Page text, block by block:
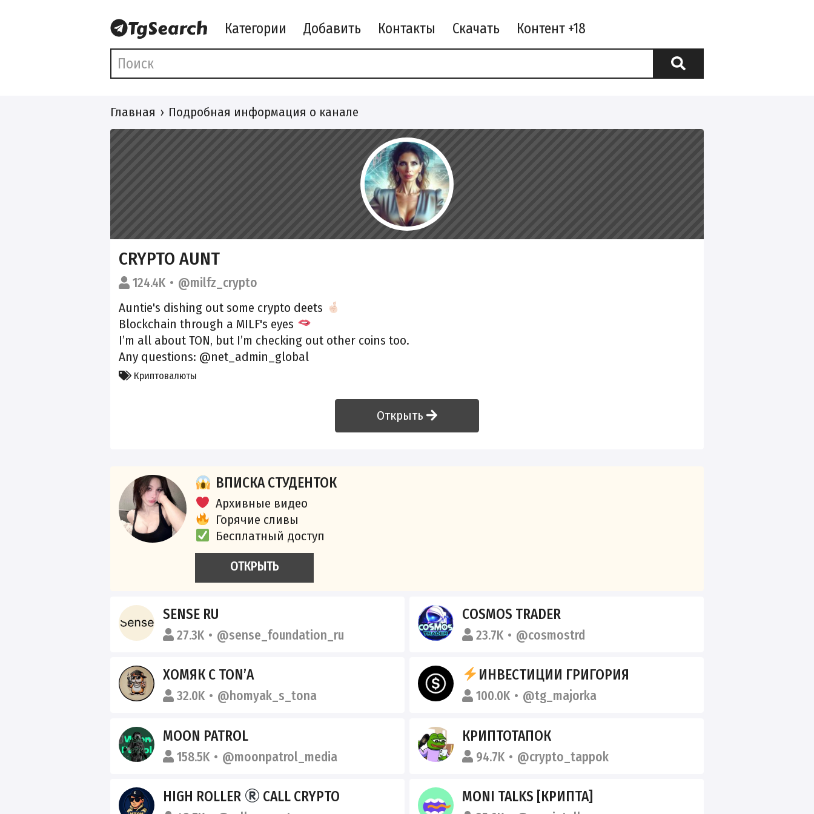
Категории Добавить Контакты Скачать
Главная Подробная информация о канале
CRYPTO AUNT
124.4K
@milfz_crypto
Auntie's dishing out some crypto deets
Blockchain through a MILF's eyes
I’m all about TON, but I’m checking out other coins too.
Any questions: @net_admin_global
Криптовалюты
Открыть
ВПИСКА СТУДЕНТОК
Архивные видео
Горячие сливы
Бесплатный доступ
ОТКРЫТЬ
SENSE RU
27.3K @sense_foundation_ru
COSMOS TRADER
23.7K @cosmostrd
ХОМЯК С TON’А
32.0K @homyak_s_tona
ИНВЕСТИЦИИ ГРИГОРИЯ
100.0K @tg_majorka
MOON PATROL
158.5K @moonpatrol_media
КРИПТОТАПОК
94.7K @crypto_tappok
HIGH ROLLER CALL CRYPTO MONI TALKS [КРИПТА]